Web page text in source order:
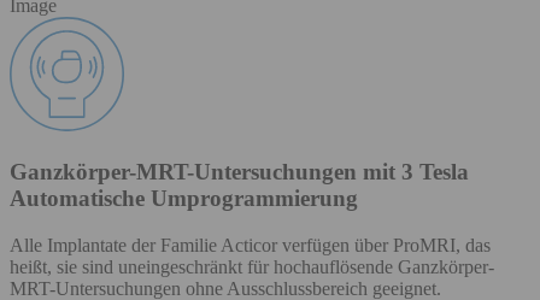
Image
Ganzkörper-MRT-Untersuchungen mit 3 Tesla
Automatische Umprogrammierung
Alle Implantate der Familie Acticor verfügen über ProMRI, das
heißt, sie sind uneingeschränkt für hochauflösende Ganzkörper-
MRT-Untersuchungen ohne Ausschlussbereich geeignet.